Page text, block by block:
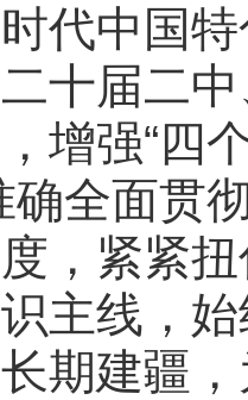
代中国
十届二
增强“四
确全面贯
，紧紧
主线，
期建疆